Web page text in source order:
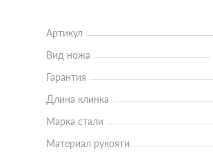
Артикул
Вид ножа
Гарантия
Длина клинка
Марка стали
Материал рукояти